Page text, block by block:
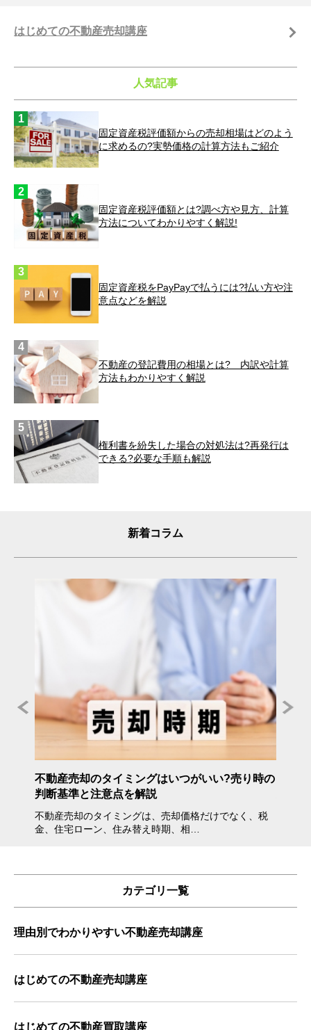
はじめての不動産売却講座
人気記事
固定資産税評価額からの売却相場はどのよう
に求めるの?実勢価格の計算方法もご紹介
固定資産税評価額とは?調べ方や見方、計算
方法についてわかりやすく解説!
固定資産税をPayPayで払うには?払い方や注
意点などを解説
不動産の登記費用の相場とは? 内訳や計算
方法もわかりやすく解説
権利書を紛失した場合の対処法は?再発行は
できる?必要な手順も解説
新着コラム
不動産売却のタイミングはいつがいい?売り時の
判断基準と注意点を解説
不動産売却のタイミングは、売却価格だけでなく、税
金、住宅ローン、住み替え時期、相…
カテゴリ一覧
理由別でわかりやすい不動産売却講座
はじめての不動産売却講座
はじめての不動産買取講座